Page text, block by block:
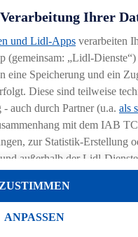
uns zu einer Top
unseren guten Score
kununu.Hier geht's zu
Ihrer
und Lidl-Apps verarbeiten
(gemeinsam: „Lidl-
eine Speicherung und ein
Diese sind teilweise
auch durch Partner (u.a. als
mit dem IAB
zur Statistik-Erstellung
außerhalb der Lidl-
Werbung werden
die Ausspielung von
ANPASSEN
ZUSTIMMEN